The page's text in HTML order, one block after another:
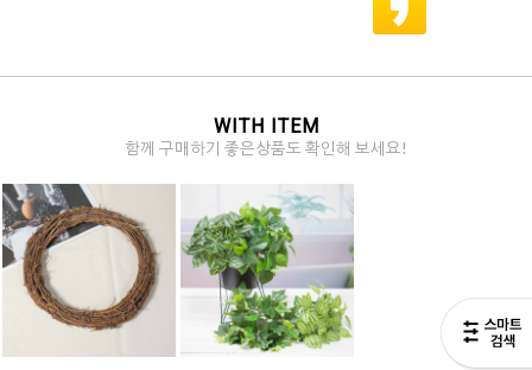
WITH ITEM
함께 구매하기 좋은상품도 확인해 보세요!